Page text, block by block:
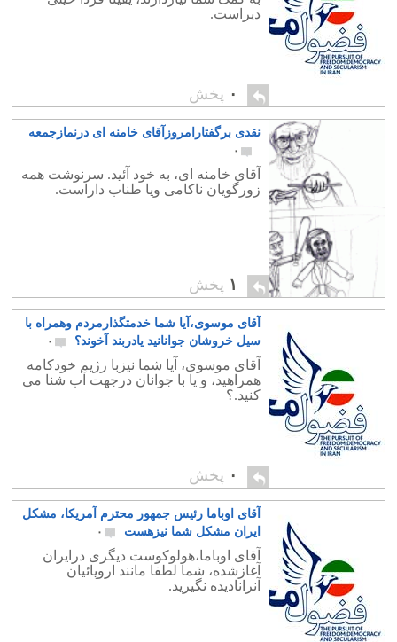
دیراست.
۰ پخش
نقدی برگفتارامروزآقای خامنه ای درنمازجمعه
۰
آقای خامنه ای، به خود آئید. سرنوشت همه
زورگویان ناکامی ویا طناب داراست.
۱ پخش
آقای موسوی،آیا شما خدمتگذارمردم وهمراه با
سیل خروشان جوانانید یادربند آخوند؟
۰
آقای موسوی، آیا شما نیزبا رژیم خودکامه
همراهید، و یا با جوانان درجهت آب شنا می
کنید.؟
۰ پخش
آقای اوباما رئیس جمهور محترم آمریکا، مشکل
ایران مشکل شما نیزهست
۰
آقای اوباما،هولوکوست دیگری درایران
آغازشده، شما لطفا مانند اروپائیان
آنرانادیده نگیرید.